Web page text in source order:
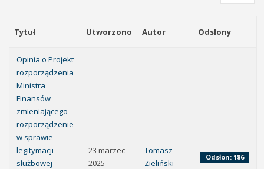
Tytuł Utworzono Autor Odsłony
Opinia o Projekt
rozporządzenia
Ministra
Finansów
zmieniającego
rozporządzenie
w sprawie
legitymacji
służbowej
23 marzec
2025
Tomasz
Zieliński
Odsłon: 186